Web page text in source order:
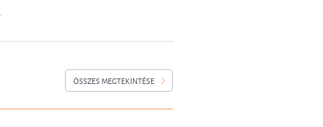
ÖSSZES MEGTEKINTÉSE